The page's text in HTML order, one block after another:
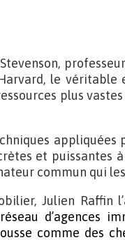
le
plus
et puissantes
commun qui
Julien Raffin
d’agences
comme des